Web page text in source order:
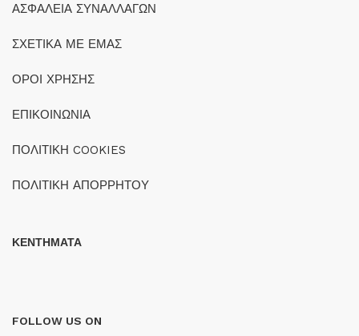
ΑΣΦΑΛΕΙΑ ΣΥΝΑΛΛΑΓΩΝ
ΣΧΕΤΙΚΑ ΜΕ ΕΜΑΣ
ΟΡΟΙ ΧΡΗΣΗΣ
ΕΠΙΚΟΙΝΩΝΙΑ
ΠΟΛΙΤΙΚΗ COOKIES
ΠΟΛΙΤΙΚΗ ΑΠΟΡΡΗΤΟΥ
ΚΕΝΤΗΜΑΤΑ
FOLLOW US ON